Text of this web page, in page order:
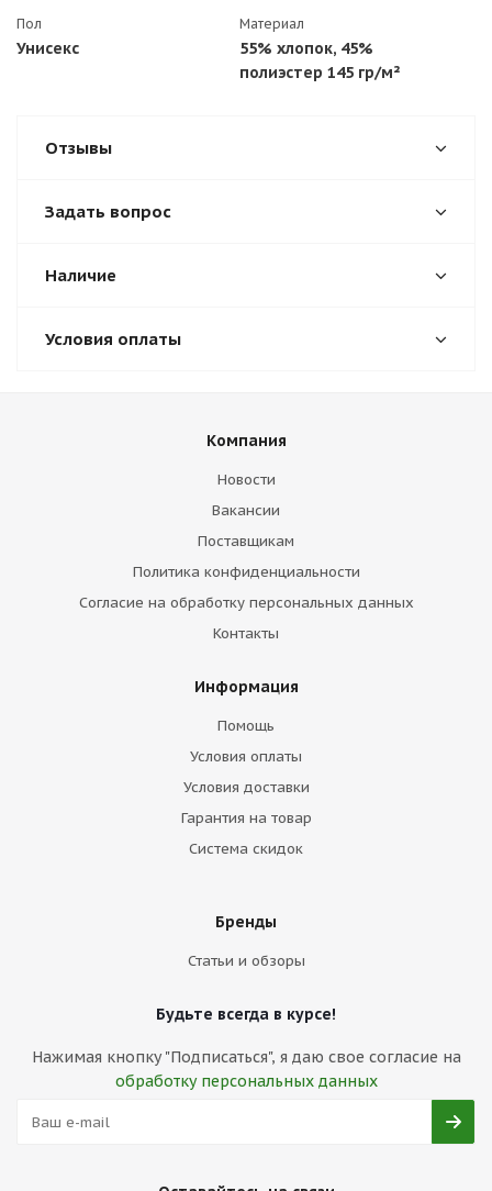
Пол
Унисекс
Материал
55% хлопок, 45%
полиэстер 145 гр/м²
Отзывы
Задать вопрос
Наличие
Условия оплаты
Компания
Новости
Вакансии
Поставщикам
Политика конфиденциальности
Согласие на обработку персональных данных
Контакты
Информация
Помощь
Условия оплаты
Условия доставки
Гарантия на товар
Система скидок
Бренды
Статьи и обзоры
Будьте всегда в курсе!
Нажимая кнопку "Подписаться", я даю свое согласие на
обработку персональных данных